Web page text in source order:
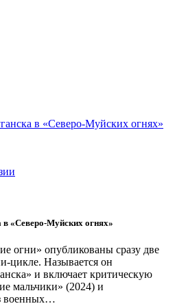
в «Северо-Муйских огнях»
огни» опубликованы сразу две
цикле. Называется он
и включает критическую
мальчики» (2024) и
военных…